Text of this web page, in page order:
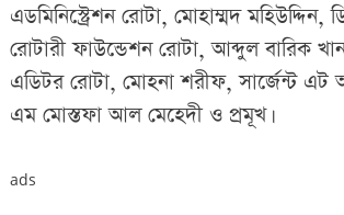
এডমিনিস্ট্রেশন রোটা, মোহাম্মদ মহিউদ্দিন,
রোটারী ফাউন্ডেশন রোটা, আব্দুল বারিক
এডিটর রোটা, মোহনা শরীফ, সার্জেন্ট এট
এম মোস্তফা আল মেহেদী ও প্রমূখ।
ads